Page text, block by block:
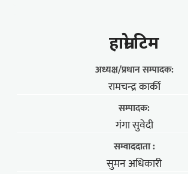
हाम्राे टिम
अध्यक्ष/प्रधान सम्पादक:
रामचन्द्र कार्की
सम्पादक:
गंगा सुवेदी
सम्वाददाता :
सुमन अधिकारी